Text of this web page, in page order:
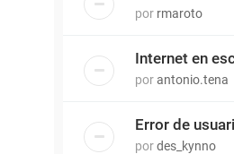
por rmaroto
Internet en
porantonio.tena
Error de
pordes_kynno